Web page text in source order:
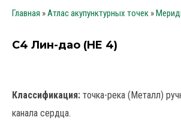
Главная »Атлас акупунктурных точек »
C4 Лин-дао (HE 4)
Классификация: точка-река (Металл)
канала сердца.